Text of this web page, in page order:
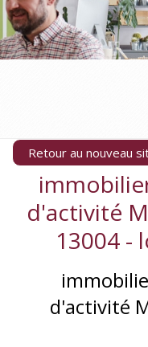
Retour au nouveau
d'activité
13004 -
d'activité